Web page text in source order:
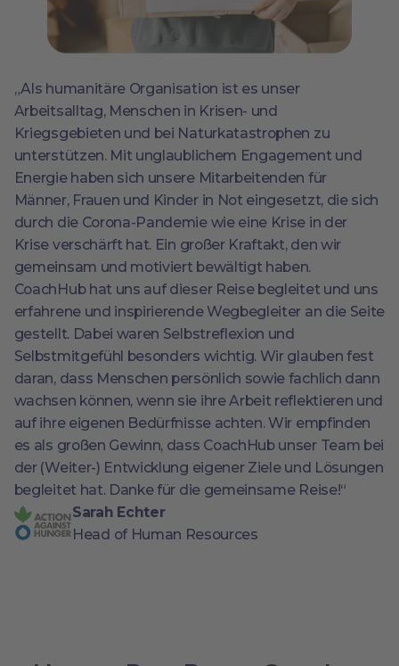
„Als humanitäre Organisation ist es unser
Arbeitsalltag, Menschen in Krisen- und
Kriegsgebieten und bei Naturkatastrophen zu
unterstützen. Mit unglaublichem Engagement und
Energie haben sich unsere Mitarbeitenden für
Männer, Frauen und Kinder in Not eingesetzt, die sich
durch die Corona-Pandemie wie eine Krise in der
Krise verschärft hat. Ein großer Kraftakt, den wir
gemeinsam und motiviert bewältigt haben.
CoachHub hat uns auf dieser Reise begleitet und uns
erfahrene und inspirierende Wegbegleiter an die Seite
gestellt. Dabei waren Selbstreflexion und
Selbstmitgefühl besonders wichtig. Wir glauben fest
daran, dass Menschen persönlich sowie fachlich dann
wachsen können, wenn sie ihre Arbeit reflektieren und
auf ihre eigenen Bedürfnisse achten. Wir empfinden
es als großen Gewinn, dass CoachHub unser Team bei
der (Weiter-) Entwicklung eigener Ziele und Lösungen
begleitet hat. Danke für die gemeinsame Reise!“
Sarah Echter
Head of Human Resources